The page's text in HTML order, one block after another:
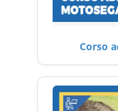
Corso